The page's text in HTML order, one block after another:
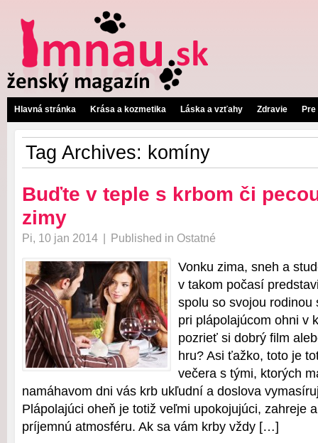
Hlavná stránka Krása a kozmetika Láska a vzťahy Zdravie
Tag Archives: komíny
Buďte v teple s krbom či
zimy
Pi, 10 jan 2014 | Published in Ostatné
Vonku zima, sneh a
v takom počasí
spolu so svojou
pri plápolajúcom ohni v
pozrieť si dobrý film
hru? Asi ťažko, toto je
večera s tými, ktorých
namáhavom dni vás krb ukľudní a doslova
Plápolajúci oheň je totiž veľmi upokojujúci, zahreje
príjemnú atmosféru. Ak sa vám krby vždy […]